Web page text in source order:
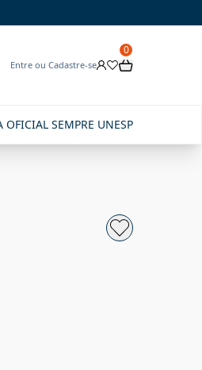
Entre ou Cadastre-se
0
OFICIAL SEMPRE UNESP